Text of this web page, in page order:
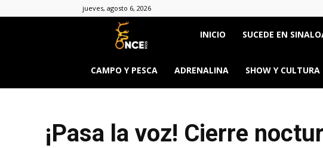
jueves, agosto 6, 2026
Once
Ríos
INICIO SUCEDE EN
CAMPO Y PESCA ADRENALINA SHOW Y CULTURA
¡Pasa la voz! Cierre